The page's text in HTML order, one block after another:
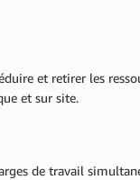
et retirer les
et sur site.
de travail